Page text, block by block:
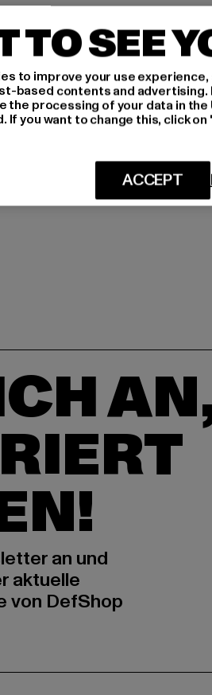
an und
aktuelle
von DefShop
TO SEE
to improve your use
based contents and
the processing of your data in
you want to change this, click
ACCEPT